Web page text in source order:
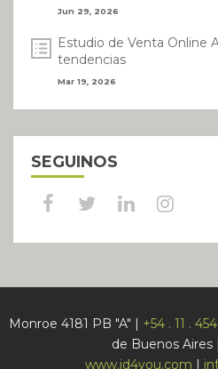
Jun 29, 2026
Estudio de Venta Online
tendencias
Mar 19, 2026
SEGUINOS
Monroe 4181 PB "A" | +54 . 11 .
de Buenos
www.id4you.com |